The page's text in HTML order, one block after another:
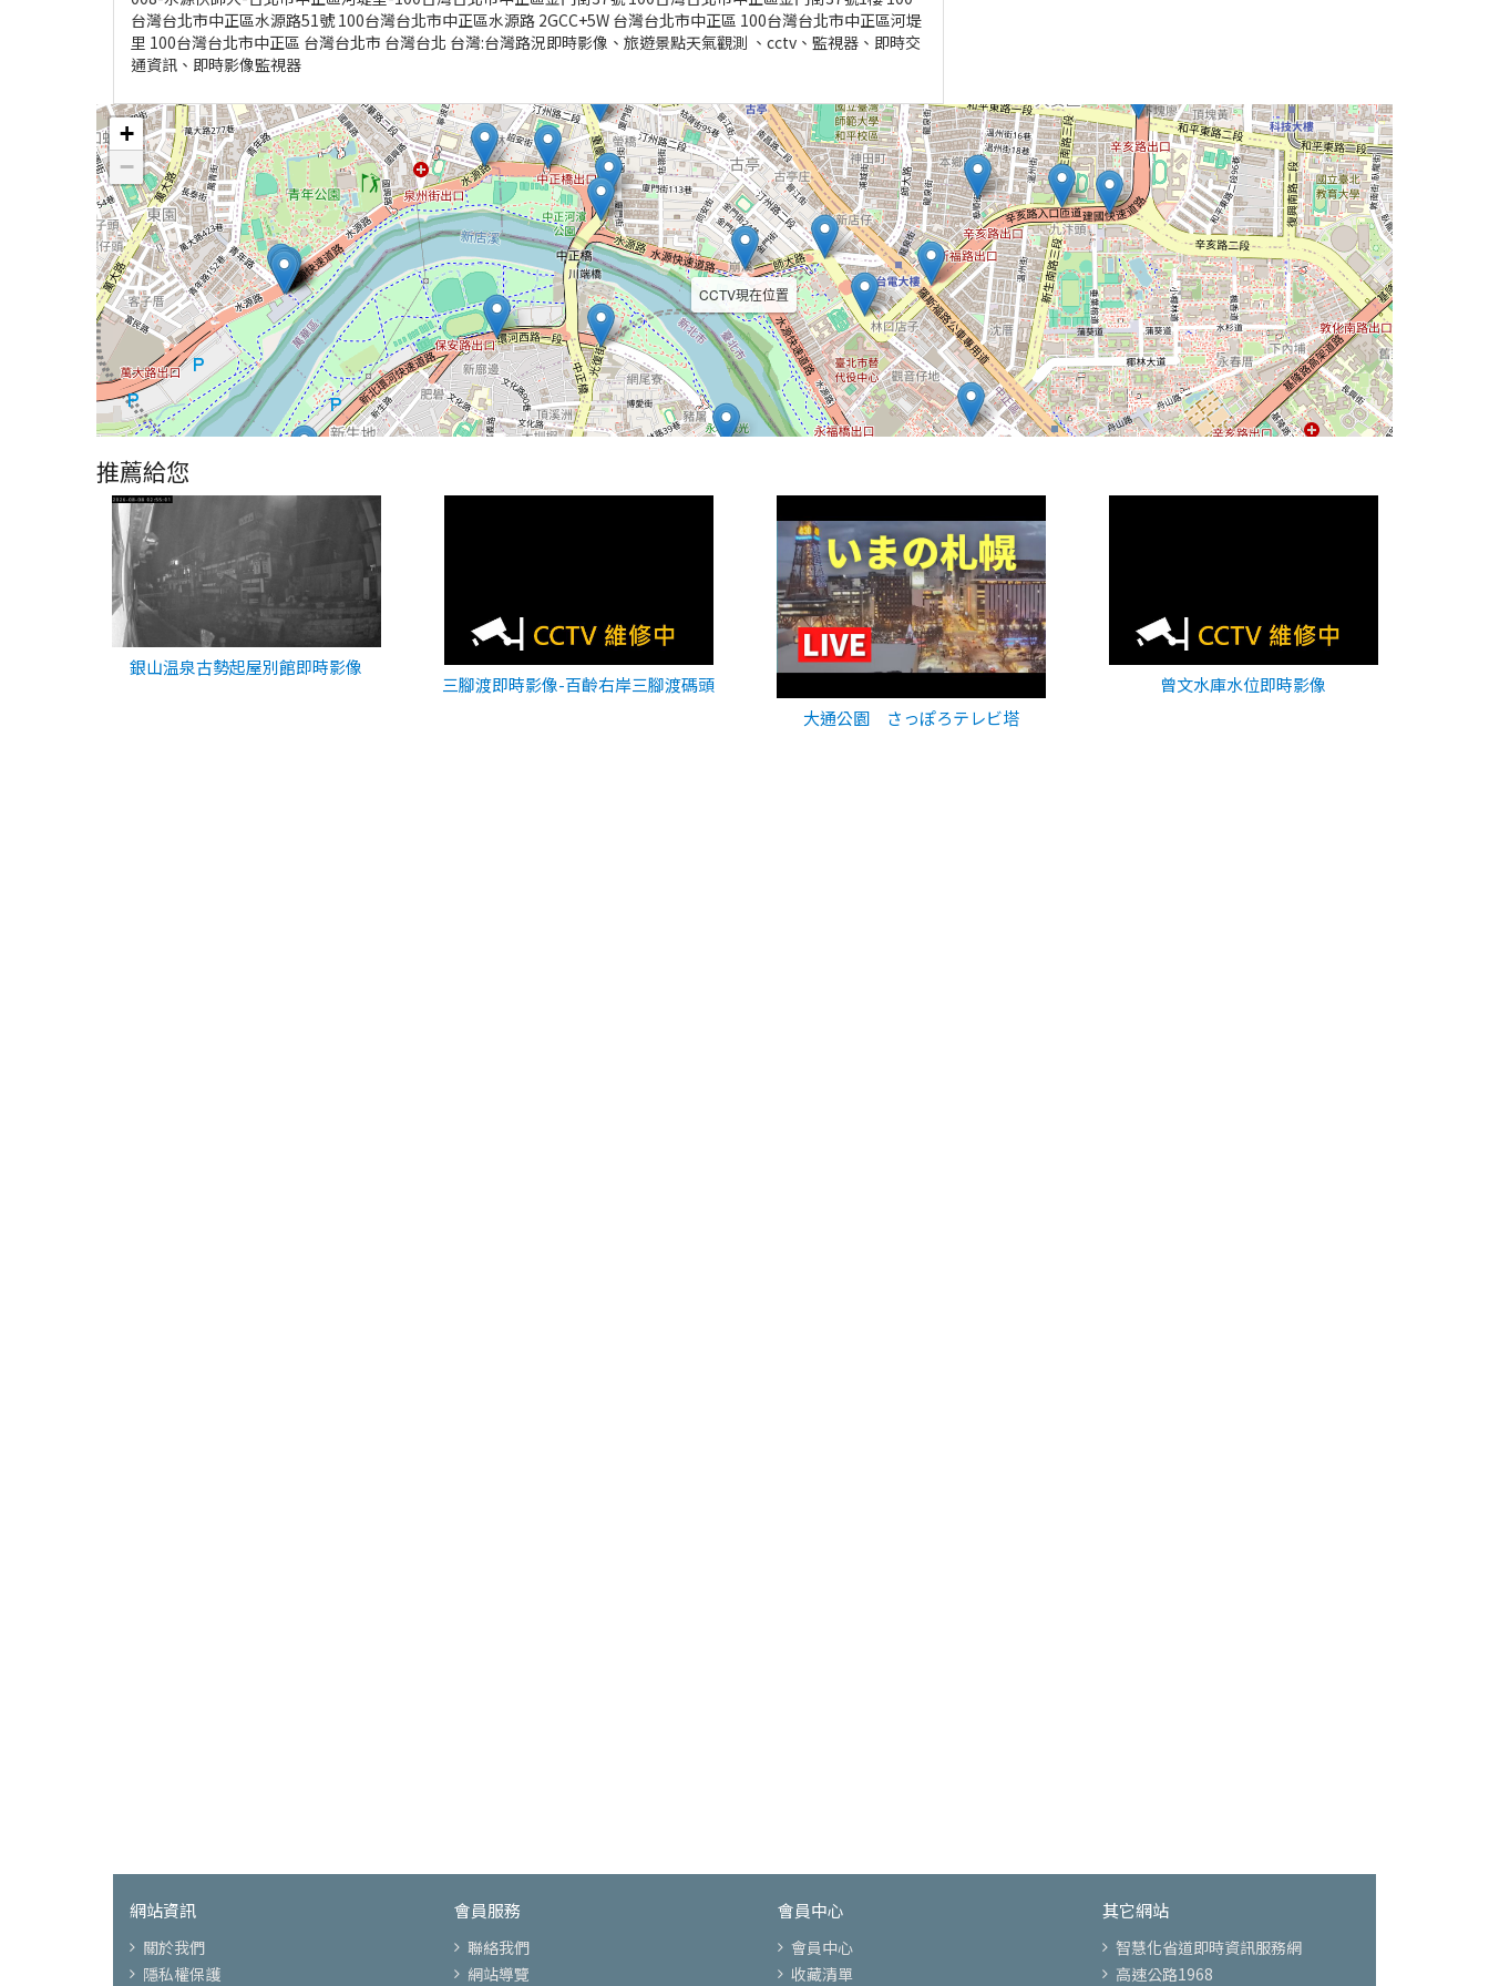
台灣台北市中正區水源路51號 100台灣台北市中正區水源路 2GCC+5W 台灣台北市中正區 100台灣台北市中正區河堤
里 100台灣台北市中正區 台灣台北市 台灣台北 台灣:台灣路況即時影像、旅遊景點天氣觀測 、cctv、監視器、即時交
通資訊、即時影像監視器
CCTV現在位置
+
−
推薦給您
銀山温泉古勢起屋別館即時影像
三腳渡即時影像-百齡右岸三腳渡碼頭
大通公園 さっぽろテレビ塔
曾文水庫水位即時影像
網站資訊
關於我們
隱私權保護
會員服務
聯絡我們
網站導覽
會員中心
會員中心
收藏清單
其它網站
智慧化省道即時資訊服務網
高速公路1968